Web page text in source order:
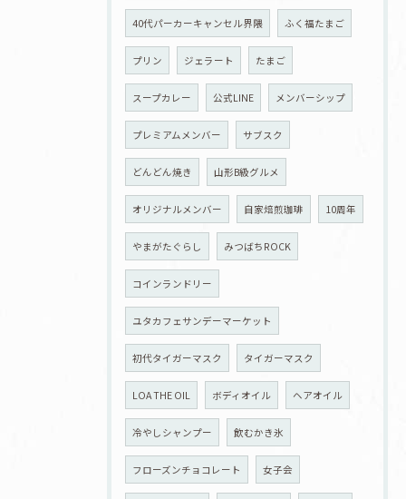
40代パーカーキャンセル界隈 ふく福たまご
プリン ジェラート たまご
スープカレー 公式LINE メンバーシップ
プレミアムメンバー サブスク
どんどん焼き 山形B級グルメ
オリジナルメンバー 自家焙煎珈琲 10周年
やまがたぐらし みつばちROCK
コインランドリー
ユタカフェサンデーマーケット
初代タイガーマスク タイガーマスク
LOA THE OIL ボディオイル ヘアオイル
冷やしシャンプー 飲むかき氷
フローズンチョコレート 女子会